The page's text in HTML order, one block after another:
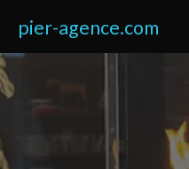
content
pier-agence.com